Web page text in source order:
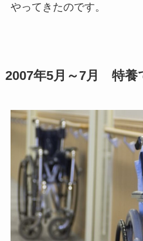
やってきたのです。
2007年5月～7月 特養